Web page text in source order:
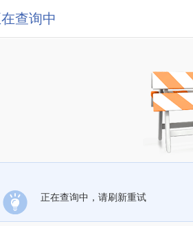
查询中
正在查询中，请刷新重试